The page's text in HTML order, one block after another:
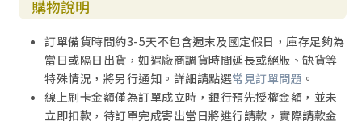
購物說明
訂單備貨時間約3-5天不包含週末及國定假日，庫存足夠為
當日或隔日出貨，如遇廠商調貨時間延長或絕版、缺貨等
特殊情況，將另行通知。詳細請點選常見訂單問題 。
線上刷卡金額僅為訂單成立時，銀行預先授權金額，並未
立即扣款，待訂單完成寄出當日將進行請款，實際請款金